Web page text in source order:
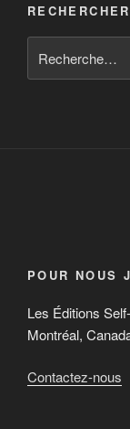
RECHERCHER
POUR NOUS
Les Éditions
Montréal,
Contactez-nous